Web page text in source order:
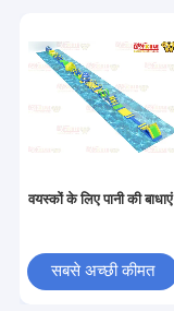
वयस्कों के लिए पानी की बाधाएं
सबसे अच्छी कीमत